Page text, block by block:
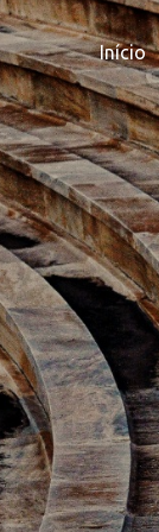
Início